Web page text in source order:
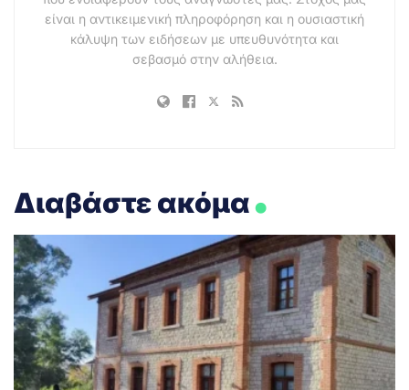
είναι η αντικειμενική πληροφόρηση και η ουσιαστική
κάλυψη των ειδήσεων με υπευθυνότητα και
σεβασμό στην αλήθεια.
Διαβάστε ακόμα.